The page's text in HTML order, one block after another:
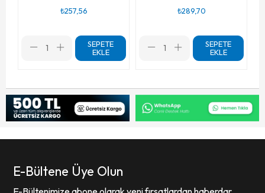
₺257,56
SEPETE
EKLE
₺289,70
SEPETE
EKLE
E-Bültene Üye Olun